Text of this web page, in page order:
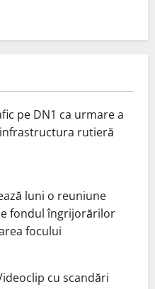
pe DN1 ca urmare a
rutieră
luni o reuniune
fondul îngrijorărilor
focului
cu scandări